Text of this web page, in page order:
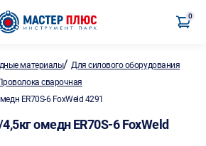
0
материалы/Для силового оборудования
сварочная
ER70S-6 FoxWeld 4291
омедн ER70S-6 FoxWeld